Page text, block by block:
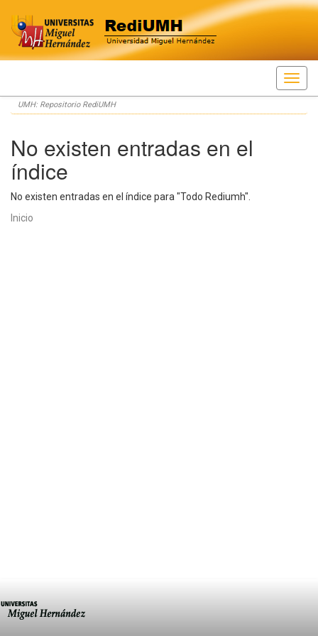
Skip
navigation
UMH: Repositorio RediUMH
No existen entradas en el
índice
No existen entradas en el índice para "Todo Rediumh".
Inicio